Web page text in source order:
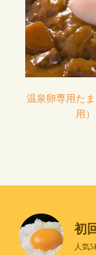
温泉卵専用た
用）
初
人気